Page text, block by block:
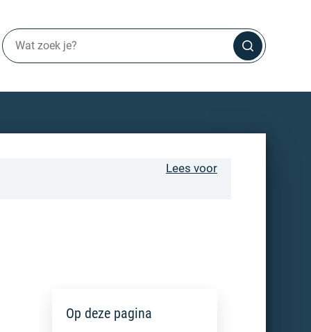
Lees voor
Op deze pagina